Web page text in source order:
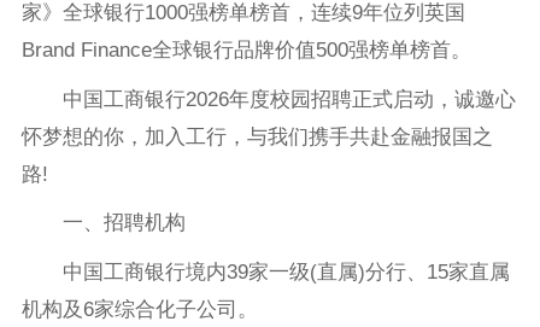
家》全球银行1000强榜单榜首，连续9年位列英国
Brand Finance全球银行品牌价值500强榜单榜首。
中国工商银行2026年度校园招聘正式启动，诚邀心
怀梦想的你，加入工行，与我们携手共赴金融报国之
路!
一、招聘机构
中国工商银行境内39家一级(直属)分行、15家直属
机构及6家综合化子公司。